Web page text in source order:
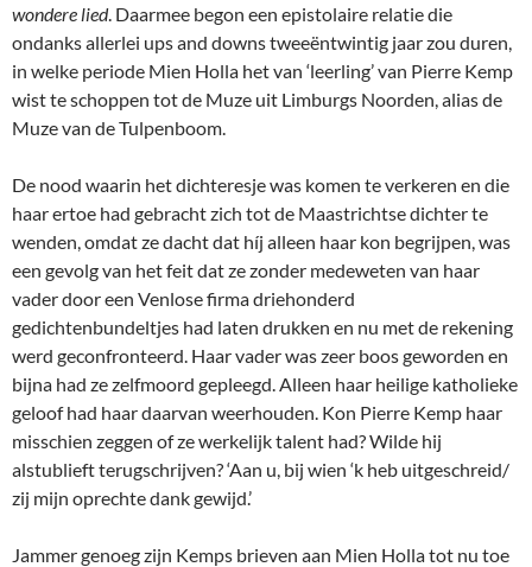
wondere lied. Daarmee begon een epistolaire relatie die
ondanks allerlei ups and downs tweeëntwintig jaar zou duren,
in welke periode Mien Holla het van ‘leerling’ van Pierre Kemp
wist te schoppen tot de Muze uit Limburgs Noorden, alias de
Muze van de Tulpenboom.
De nood waarin het dichteresje was komen te verkeren en die
haar ertoe had gebracht zich tot de Maastrichtse dichter te
wenden, omdat ze dacht dat híj alleen haar kon begrijpen, was
een gevolg van het feit dat ze zonder medeweten van haar
vader door een Venlose firma driehonderd
gedichtenbundeltjes had laten drukken en nu met de rekening
werd geconfronteerd. Haar vader was zeer boos geworden en
bijna had ze zelfmoord gepleegd. Alleen haar heilige katholieke
geloof had haar daarvan weerhouden. Kon Pierre Kemp haar
misschien zeggen of ze werkelijk talent had? Wilde hij
alstublieft terugschrijven? ‘Aan u, bij wien ‘k heb uitgeschreid/
zij mijn oprechte dank gewijd.’
Jammer genoeg zijn Kemps brieven aan Mien Holla tot nu toe